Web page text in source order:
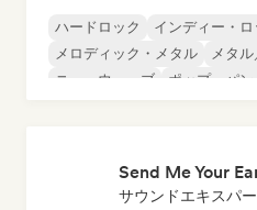
ハードロック
インディー・ロ
メロディック・メタル
メタ
ニューウェーブ
ポップ・パン
Send Me Your
サウンドエキスパー